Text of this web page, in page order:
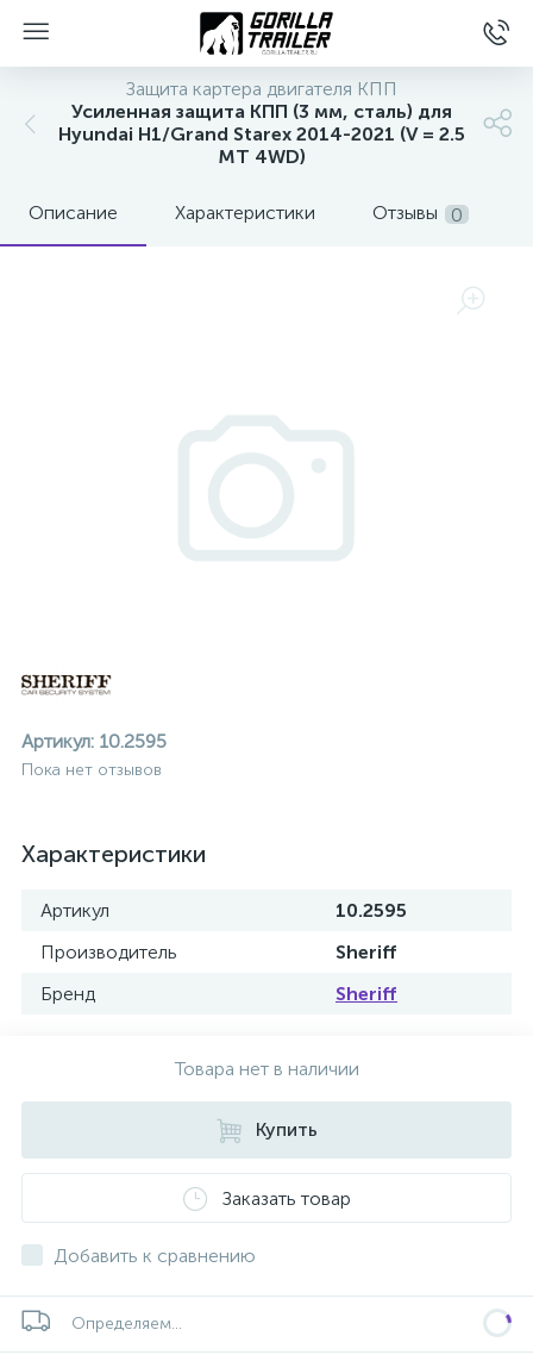
Защита картера двигателя КПП
Усиленная защита КПП (3 мм, сталь) для
Hyundai H1/Grand Starex 2014-2021 (V = 2.5
MT 4WD)
Описание Характеристики Отзывы 0
Артикул: 10.2595
Пока нет отзывов
Характеристики
Артикул
10.2595
Производитель
Sheriff
Бренд
Sheriff
Товара нет в наличии
Купить
Заказать товар
Добавить к сравнению
Определяем...